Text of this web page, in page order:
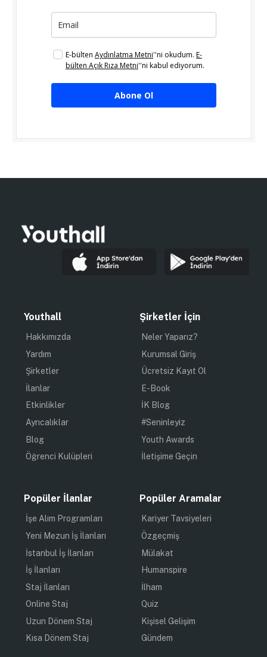
E-bülten Aydınlatma Metni''ni okudum. E-
bülten Açık Rıza Metni''ni kabul ediyorum.
Abone Ol
Youthall
Hakkımızda
Yardım
Şirketler
İlanlar
Etkinlikler
Ayrıcalıklar
Blog
Öğrenci Kulüpleri
Şirketler İçin
Neler Yaparız?
Kurumsal Giriş
Ücretsiz Kayıt Ol
E-Book
İK Blog
#Seninleyiz
Youth Awards
İletişime Geçin
Popüler İlanlar
İşe Alım Programları
Yeni Mezun İş İlanları
İstanbul İş İlanları
İş İlanları
Staj İlanları
Online Staj
Uzun Dönem Staj
Kısa Dönem Staj
Popüler Aramalar
Kariyer Tavsiyeleri
Özgeçmiş
Mülakat
Humanspire
İlham
Quiz
Kişisel Gelişim
Gündem